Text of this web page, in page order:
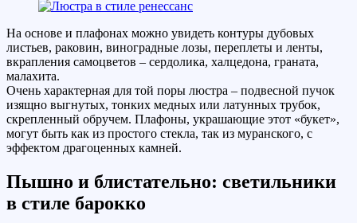
На основе и плафонах можно увидеть контуры дубовых
листьев, раковин, виноградные лозы, переплеты и ленты,
вкрапления самоцветов – сердолика, халцедона, граната,
малахита.
Очень характерная для той поры люстра – подвесной пучок
изящно выгнутых, тонких медных или латунных трубок,
скрепленный обручем. Плафоны, украшающие этот «букет»,
могут быть как из простого стекла, так из муранского, с
эффектом драгоценных камней.
Пышно и блистательно: светильники
в стиле барокко